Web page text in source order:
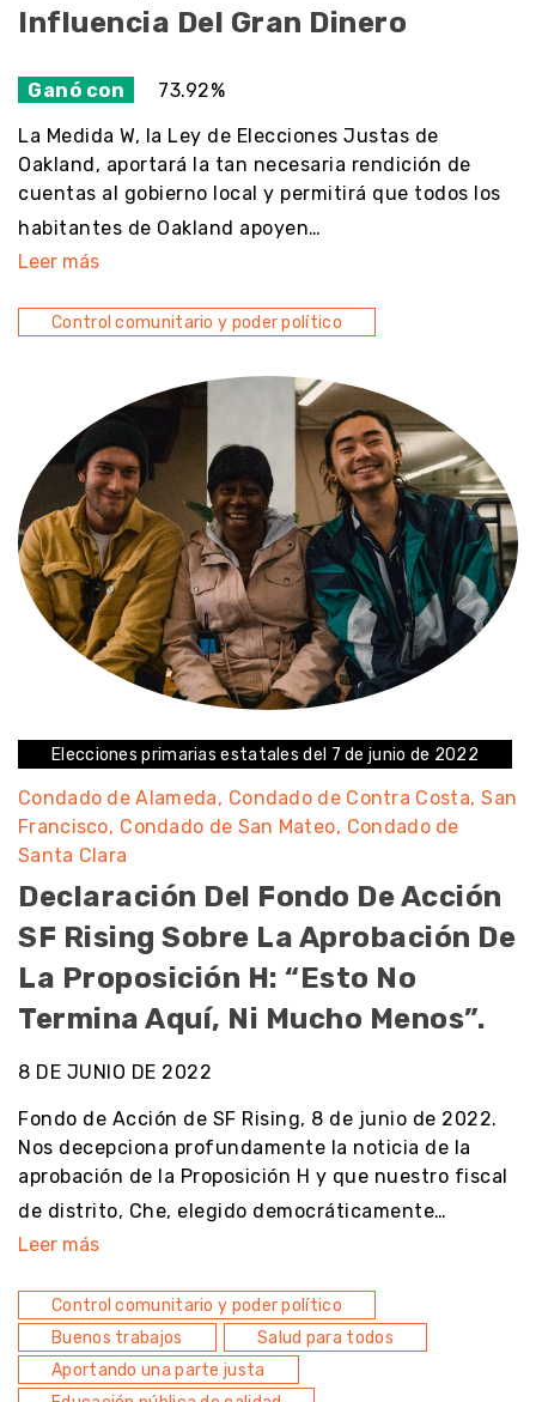
Influencia Del Gran Dinero
Ganó con 73.92%
La Medida W, la Ley de Elecciones Justas de
Oakland, aportará la tan necesaria rendición de
cuentas al gobierno local y permitirá que todos los
habitantes de Oakland apoyen…
Leer más
Control comunitario y poder político
Elecciones primarias estatales del 7 de junio de 2022
Condado de Alameda Condado de Contra Costa San
Francisco Condado de San Mateo Condado de
Santa Clara
Declaración Del Fondo De Acción
SF Rising Sobre La Aprobación De
La Proposición H: “Esto No
Termina Aquí, Ni Mucho Menos”.
8 DE JUNIO DE 2022
Fondo de Acción de SF Rising, 8 de junio de 2022.
Nos decepciona profundamente la noticia de la
aprobación de la Proposición H y que nuestro fiscal
de distrito, Che, elegido democráticamente…
Leer más
Control comunitario y poder político
Buenos trabajos
Salud para todos
Aportando una parte justa